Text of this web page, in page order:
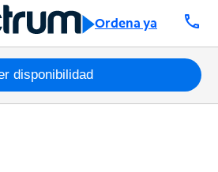
Ordena ya call
disponibilidad